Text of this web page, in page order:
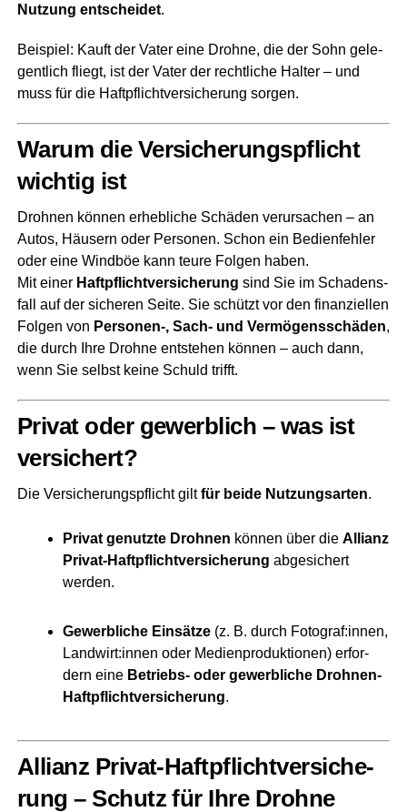
Nut­zung ent­schei­det.
Bei­spiel: Kauft der Vater eine Droh­ne, die der Sohn gele­
gent­lich fliegt, ist der Vater der recht­li­che Hal­ter – und
muss für die Haft­pflicht­ver­si­che­rung sorgen.
War­um die Ver­si­che­rungs­pflicht
wich­tig ist
Droh­nen kön­nen erheb­li­che Schä­den ver­ur­sa­chen – an
Autos, Häu­sern oder Per­so­nen. Schon ein Bedien­feh­ler
oder eine Wind­böe kann teu­re Fol­gen haben.
Mit einer Haft­pflicht­ver­si­che­rung sind Sie im Scha­dens­
fall auf der siche­ren Sei­te. Sie schützt vor den finan­zi­el­len
Fol­gen von Personen‑, Sach- und Ver­mö­gens­schä­den,
die durch Ihre Droh­ne ent­ste­hen kön­nen – auch dann,
wenn Sie selbst kei­ne Schuld trifft.
Pri­vat oder gewerb­lich – was ist
versichert?
Die Ver­si­che­rungs­pflicht giltfür bei­de Nut­zungs­ar­ten.
Pri­vat genutz­te Droh­nen kön­nen über die Alli­anz
Pri­vat-Haft­pflicht­ver­si­che­rung abge­si­chert
werden.
Gewerb­li­che Ein­sät­ze(z. B. durch Fotograf:innen,
Landwirt:innen oder Medi­en­pro­duk­tio­nen) erfor­
dern eine Betriebs- oder gewerb­li­che Droh­nen-
Haft­pflicht­ver­si­che­rung.
Alli­anz Pri­vat-Haft­pflicht­ver­si­che­
rung – Schutz für Ihre Drohne